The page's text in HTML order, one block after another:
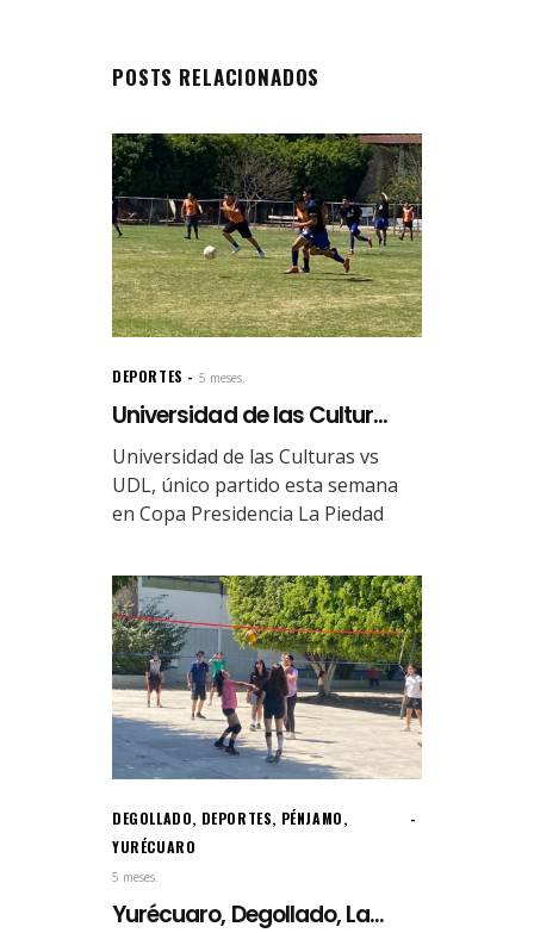
POSTS RELACIONADOS
DEPORTES 5 meses.
Universidad de las Cultur...
Universidad de las Culturas vs
UDL, único partido esta semana
en Copa Presidencia La Piedad
DEGOLLADO, DEPORTES, PÉNJAMO,
YURÉCUARO
5 meses.
Yurécuaro, Degollado, La...